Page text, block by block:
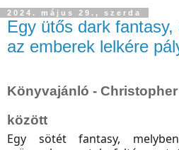
2024. május 29., szerda
Egy ütős dark
az emberek lelkére
Könyvajánló -
között
Egy sötét fantasy,